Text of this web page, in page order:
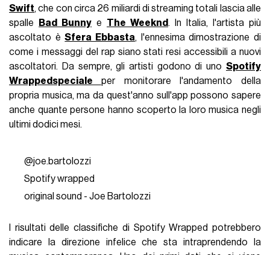
Swift, che con circa 26 miliardi di streaming totali lascia alle
spalle
Bad Bunny e The Weeknd . In Italia, l'artista più
ascoltato èSfera Ebbasta, l'ennesima dimostrazione di
come i messaggi del rap siano stati resi accessibili a nuovi
ascoltatori. Da sempre, gli artisti godono di uno Spotify
Wrapped speciale per monitorare l'andamento della
propria musica, ma da quest'anno sull'app possono sapere
anche quante persone hanno scoperto la loro musica negli
ultimi dodici mesi.
@joe.bartolozzi
Spotify wrapped
original sound - Joe Bartolozzi
I risultati delle classifiche di Spotify Wrapped potrebbero
indicare la direzione infelice che sta intraprendendo la